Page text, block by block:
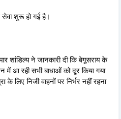
शुरू हो गई है।
शांडिल्य ने जानकारी दी कि बेगूसराय के
में आ रही सभी बाधाओं को दूर किया गया
के लिए निजी वाहनों पर निर्भर नहीं रहना